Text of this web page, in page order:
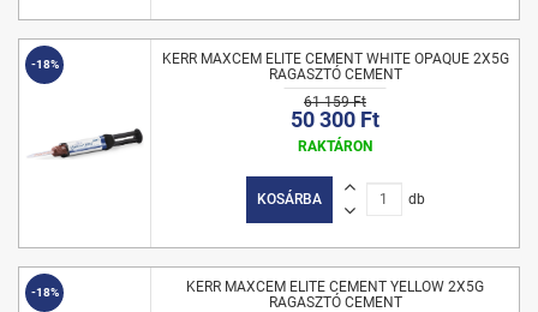
-18%
KERR MAXCEM ELITE CEMENT WHITE OPAQUE 2X5G
RAGASZTÓ CEMENT
61 159 Ft
50 300 Ft
RAKTÁRON
KOSÁRBA db
-18%
KERR MAXCEM ELITE CEMENT YELLOW 2X5G
RAGASZTÓ CEMENT